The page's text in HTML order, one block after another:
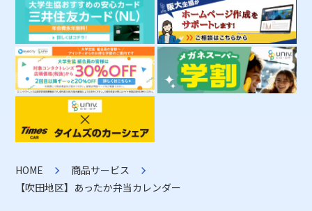
HOME
商品サービス
【吹田地区】あったか弁当カレンダー